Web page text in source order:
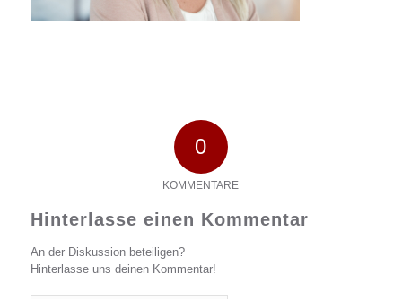
0
KOMMENTARE
Hinterlasse einen Kommentar
An der Diskussion beteiligen?
Hinterlasse uns deinen Kommentar!